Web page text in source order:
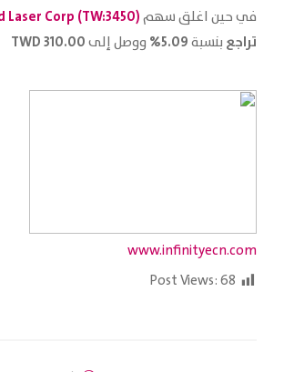
في حين اغلق سهم 3450)‎
تراجع بنسبة5.09% ووصل إلى310.00 TWD
www.infinityecn.com
Post Views:68